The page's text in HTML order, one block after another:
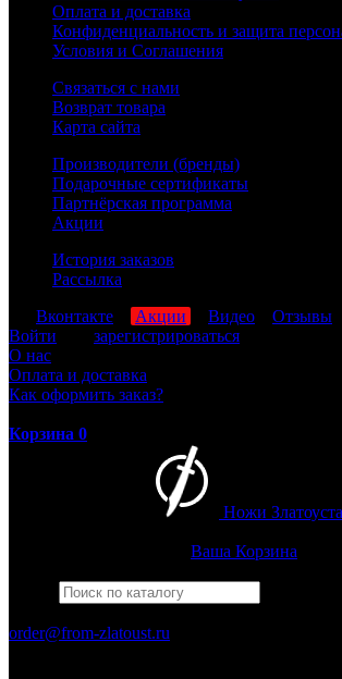
Оплата и доставка
Конфиденциальность и защита
Условия и Соглашения
Связаться с нами
Возврат товара
Карта сайта
Производители (бренды)
Подарочные сертификаты
Партнёрская программа
Акции
История заказов
Рассылка
Вконтакте Акции Видео Отзывы
Войти
зарегистрироваться
О нас
Оплата и доставка
Как оформить заказ?
Корзина 0
Ножи Златоуста
Ваша Корзина
order@from-zlatoust.ru